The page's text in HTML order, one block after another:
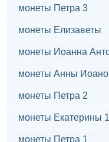
монеты Петра 3
монеты Елизаветы
монеты Иоанна
монеты Анны
монеты Петра 2
монеты Екатерины 1
монеты Петра 1